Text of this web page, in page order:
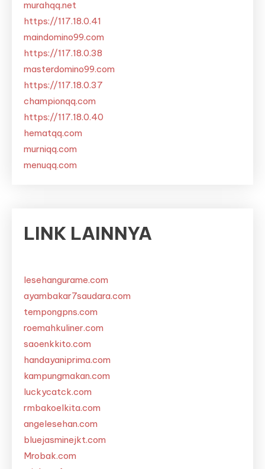
murahqq.net
https://117.18.0.41
maindomino99.com
https://117.18.0.38
masterdomino99.com
https://117.18.0.37
championqq.com
https://117.18.0.40
hematqq.com
murniqq.com
menuqq.com
LINK LAINNYA
lesehangurame.com
ayambakar7saudara.com
tempongpns.com
roemahkuliner.com
saoenkkito.com
handayaniprima.com
kampungmakan.com
luckycatck.com
rmbakoelkita.com
angelesehan.com
bluejasminejkt.com
Mrobak.com